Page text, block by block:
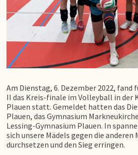
Am Dienstag, 6. Dezember 2022, fand
II das Kreis-finale im Volleyball in
Plauen statt. Gemeldet hatten das
Plauen, das Gymnasium
Lessing-Gymnasium Plauen. In
sich unsere Mädels gegen die anderen
durchsetzen und den Sieg erringen.